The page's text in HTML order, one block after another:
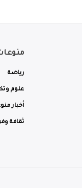
رياضة
علوم
أخبار
ثقافة